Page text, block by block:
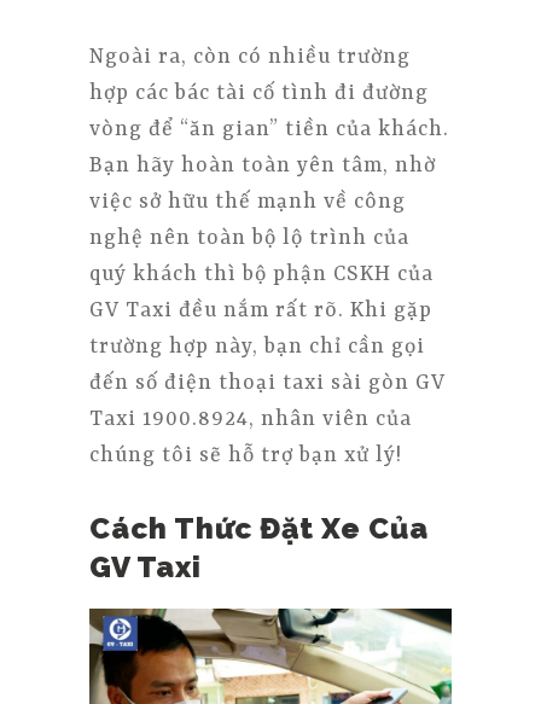
Ngoài ra, còn có nhiều trường
hợp các bác tài cố tình đi đường
vòng để “ăn gian” tiền của khách.
Bạn hãy hoàn toàn yên tâm, nhờ
việc sở hữu thế mạnh về công
nghệ nên toàn bộ lộ trình của
quý khách thì bộ phận CSKH của
GV Taxi đều nắm rất rõ. Khi gặp
trường hợp này, bạn chỉ cần gọi
đến số điện thoại taxi sài gòn GV
Taxi 1900.8924, nhân viên của
chúng tôi sẽ hỗ trợ bạn xử lý!
Cách Thức Đặt Xe Của
GV Taxi